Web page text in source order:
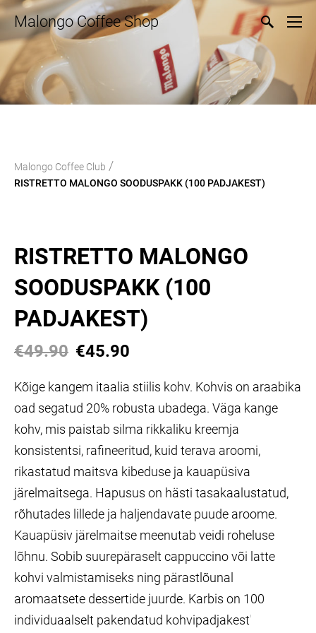
Malongo Coffee Shop
Malongo Coffee Club /
RISTRETTO MALONGO SOODUSPAKK (100 PADJAKEST)
RISTRETTO MALONGO
SOODUSPAKK (100
PADJAKEST)
€49.90 €45.90
Kõige kangem itaalia stiilis kohv. Kohvis on araabika
oad segatud 20% robusta ubadega. Väga kange
kohv, mis paistab silma rikkaliku kreemja
konsistentsi, rafineeritud, kuid terava aroomi,
rikastatud maitsva kibeduse ja kauapüsiva
järelmaitsega. Hapusus on hästi tasakaalustatud,
rõhutades lillede ja haljendavate puude aroome.
Kauapüsiv järelmaitse meenutab veidi roheluse
lõhnu. Sobib suurepäraselt cappuccino või latte
kohvi valmistamiseks ning pärastlõunal
aromaatsete dessertide juurde. Karbis on 100
individuaalselt pakendatud kohvipadjakest'